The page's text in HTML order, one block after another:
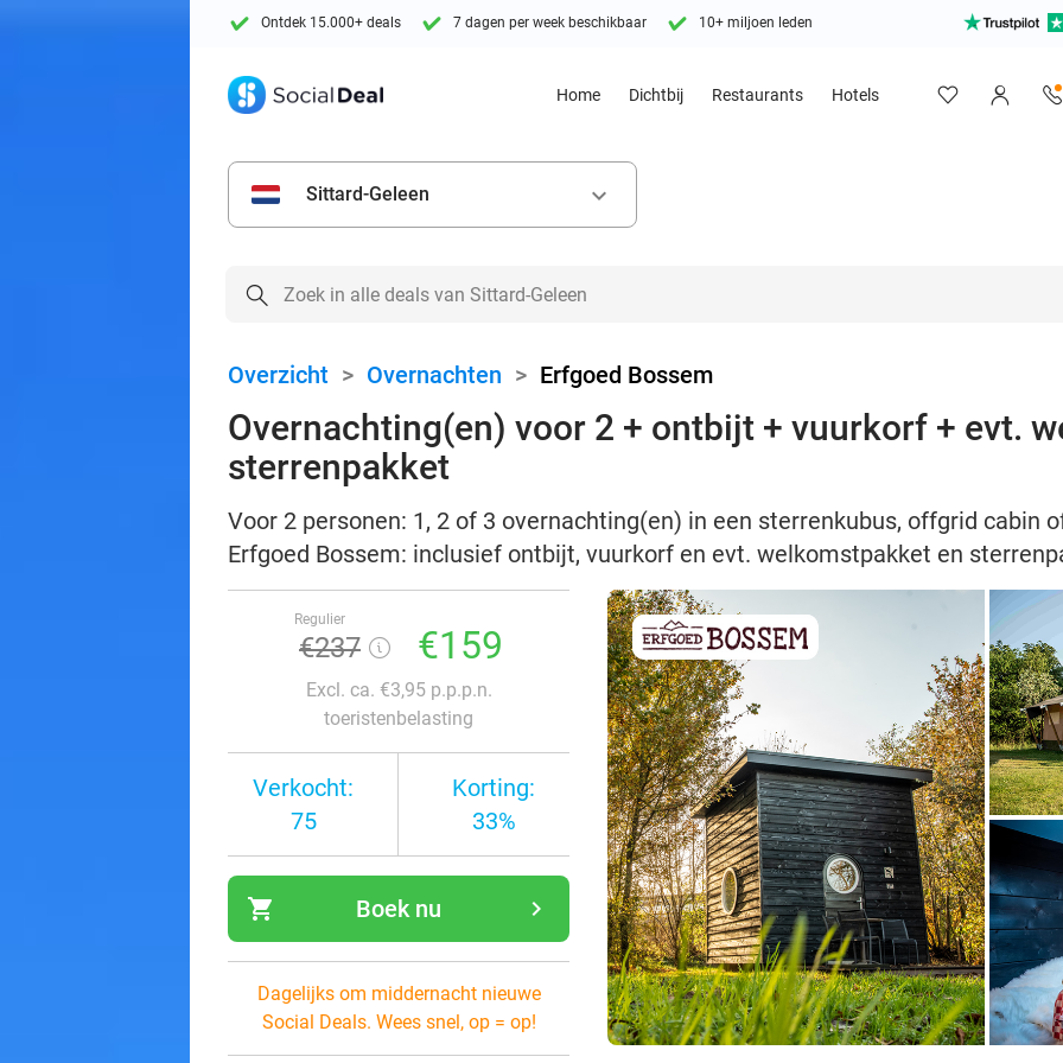
Ontdek 15.000+ deals 7 dagen per week beschikbaar 10+ miljoen leden
Home Dichtbij Restaurants Hotels
Sittard-Geleen keyboard_arrow_down
Overzicht > Overnachten > Erfgoed Bossem
Overnachting(en) voor 2 + ontbijt + vuurkorf + evt.
sterrenpakket
Voor 2 personen: 1, 2 of 3 overnachting(en) in een sterrenkubus, offgrid cabin
Erfgoed Bossem: inclusief ontbijt, vuurkorf en evt. welkomstpakket en
Regulier
€237 €159
Excl. ca. €3,95 p.p.p.n.
toeristenbelasting
Verkocht:
75
Korting:
33%
shopping_cart navigate_next
Boek nu
Dagelijks om middernacht nieuwe
Social Deals. Wees snel, op = op!